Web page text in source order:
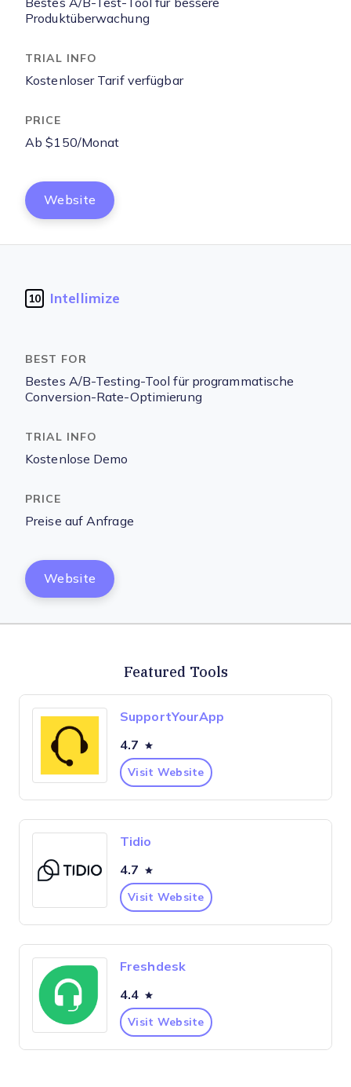
Bestes A/B-Test-Tool für bessere
Produktüberwachung
Kostenloser Tarif verfügbar
Ab $150/Monat
Website
10 Intellimize
Bestes A/B-Testing-Tool für programmatische
Conversion-Rate-Optimierung
Kostenlose Demo
Preise auf Anfrage
Website
Featured Tools
SupportYourApp
4.7
Visit Website
Tidio
4.7
Visit Website
Freshdesk
4.4
Visit Website